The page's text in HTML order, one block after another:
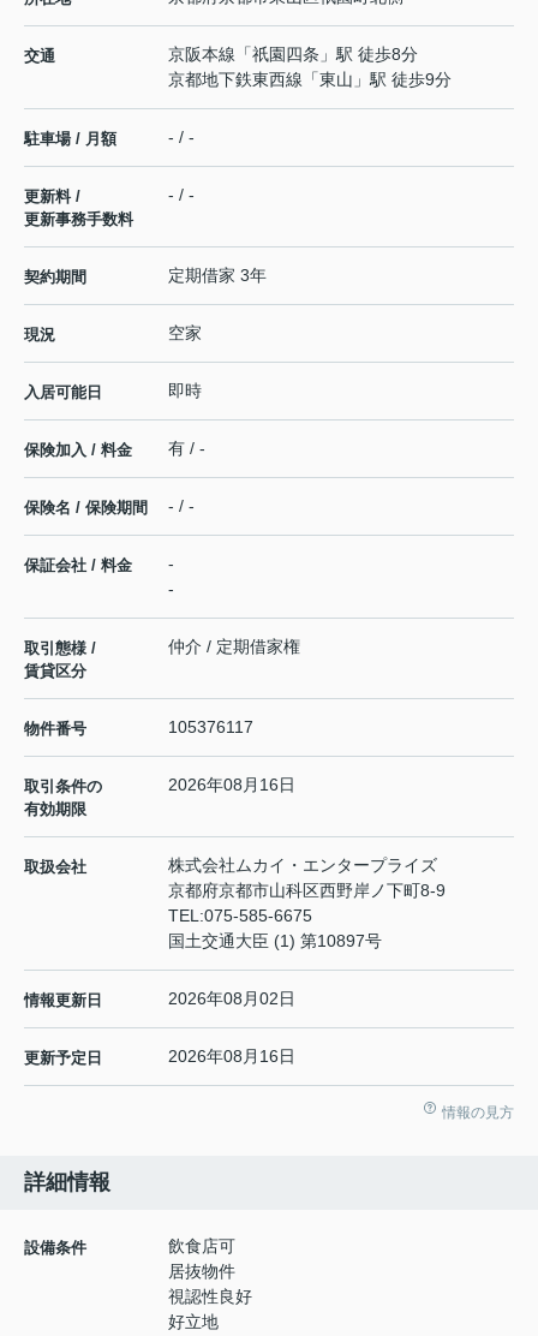
交通 京阪本線 「祇園四条 」駅 徒歩8分
京都地下鉄東西線 「東山 」駅 徒歩9分
駐車場 / 月額 - / -
更新料 /
更新事務手数料
- / -
契約期間 定期借家 3年
現況 空家
入居可能日 即時
保険加入 / 料金 有 / -
保険名 / 保険期間 - / -
保証会社 / 料金
-
-
取引態様 /
賃貸区分
仲介 / 定期借家権
物件番号 105376117
取引条件の
有効期限
2026年08月16日
取扱会社
株式会社ムカイ・エンタープライズ
京都府京都市山科区西野岸ノ下町8-9
TEL:075-585-6675
国土交通大臣 (1) 第10897号
情報更新日 2026年08月02日
更新予定日 2026年08月16日
情報の見方
詳細情報
設備条件
飲食店可
居抜物件
視認性良好
好立地